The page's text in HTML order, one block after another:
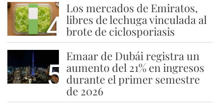
4
Los mercados de Emiratos,
libres de lechuga vinculada al
brote de ciclosporiasis
5
Emaar de Dubái registra un
aumento del 21% en ingresos
durante el primer semestre
de 2026